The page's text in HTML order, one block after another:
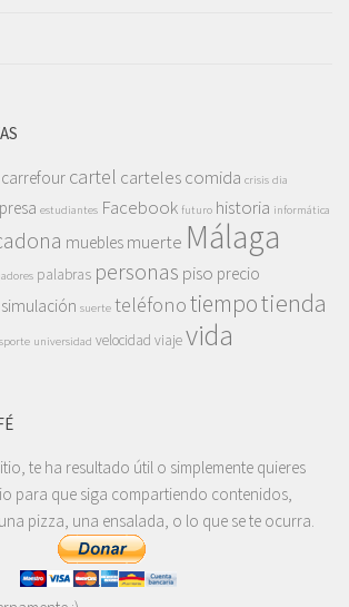
carrefour cartel cartelescomida crisis dia
estudiantes Facebook futuro historia informática
muebles muerte Málaga
palabras personas piso precio
simulación suerte teléfonotiempotienda
universidad velocidad viajevida
te ha resultado útil o simplemente quieres
para que siga compartiendo contenidos,
pizza, una ensalada, o lo que se te ocurra.